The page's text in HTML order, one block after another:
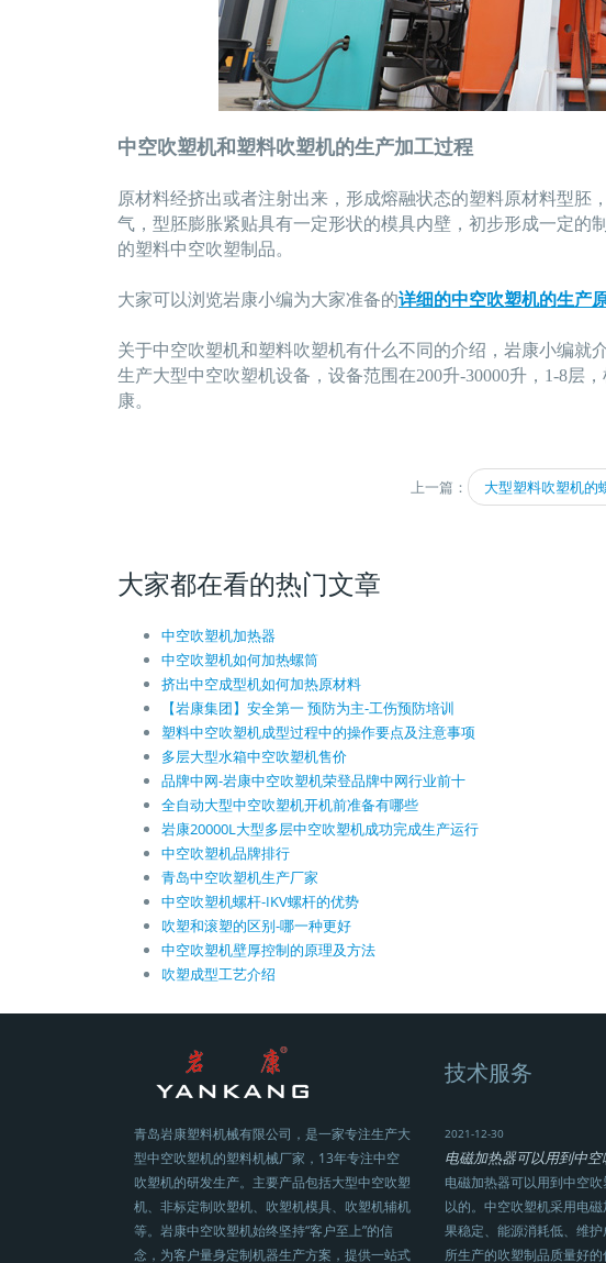
中空吹塑机和塑料吹塑机的生产加工过程
原材料经挤出或者注射出来，形成熔融状态的塑料原材料型
气，型胚膨胀紧贴具有一定形状的模具内壁，初步形成一定的
的塑料中空吹塑制品。
大家可以浏览岩康小编为大家准备的详细的中空吹塑机的生产
关于中空吹塑机和塑料吹塑机有什么不同的介绍，岩康小编
生产大型中空吹塑机设备，设备范围在200升-30000升，1-8
康。
上一篇： 大型塑料吹塑机的
大家都在看的热门文章
中空吹塑机加热器
中空吹塑机如何加热螺筒
挤出中空成型机如何加热原材料
【岩康集团】安全第一 预防为主-工伤预防培训
塑料中空吹塑机成型过程中的操作要点及注意事项
多层大型水箱中空吹塑机售价
品牌中网-岩康中空吹塑机荣登品牌中网行业前十
全自动大型中空吹塑机开机前准备有哪些
岩康20000L大型多层中空吹塑机成功完成生产运行
中空吹塑机品牌排行
青岛中空吹塑机生产厂家
中空吹塑机螺杆-IKV螺杆的优势
吹塑和滚塑的区别-哪一种更好
中空吹塑机壁厚控制的原理及方法
吹塑成型工艺介绍
青岛岩康塑料机械有限公司，是一家专注生产大
型中空吹塑机的塑料机械厂家，13年专注中空
吹塑机的研发生产。主要产品包括大型中空吹塑
机、非标定制吹塑机、吹塑机模具、吹塑机辅机
等。岩康中空吹塑机始终坚持“客户至上”的信
念，为客户量身定制机器生产方案，提供一站式
技术服务
2021-12-30
电磁加热器可以用到中
电磁加热器可以用到中空
以的。中空吹塑机采用电
果稳定、能源消耗低、维护
所生产的吹塑制品质量好的